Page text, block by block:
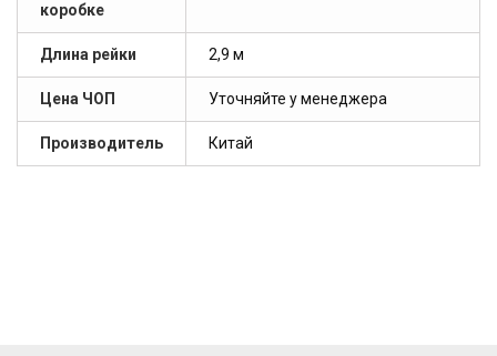
коробке
Длина рейки 2,9 м
Цена ЧОП Уточняйте у менеджера
Производитель Китай